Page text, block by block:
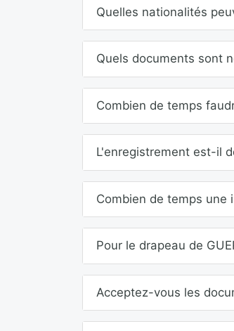
Quelles nationalités
Quels documents sont
Combien de temps
L'enregistrement est-il
Combien de temps une
Pour le drapeau de
Acceptez-vous les